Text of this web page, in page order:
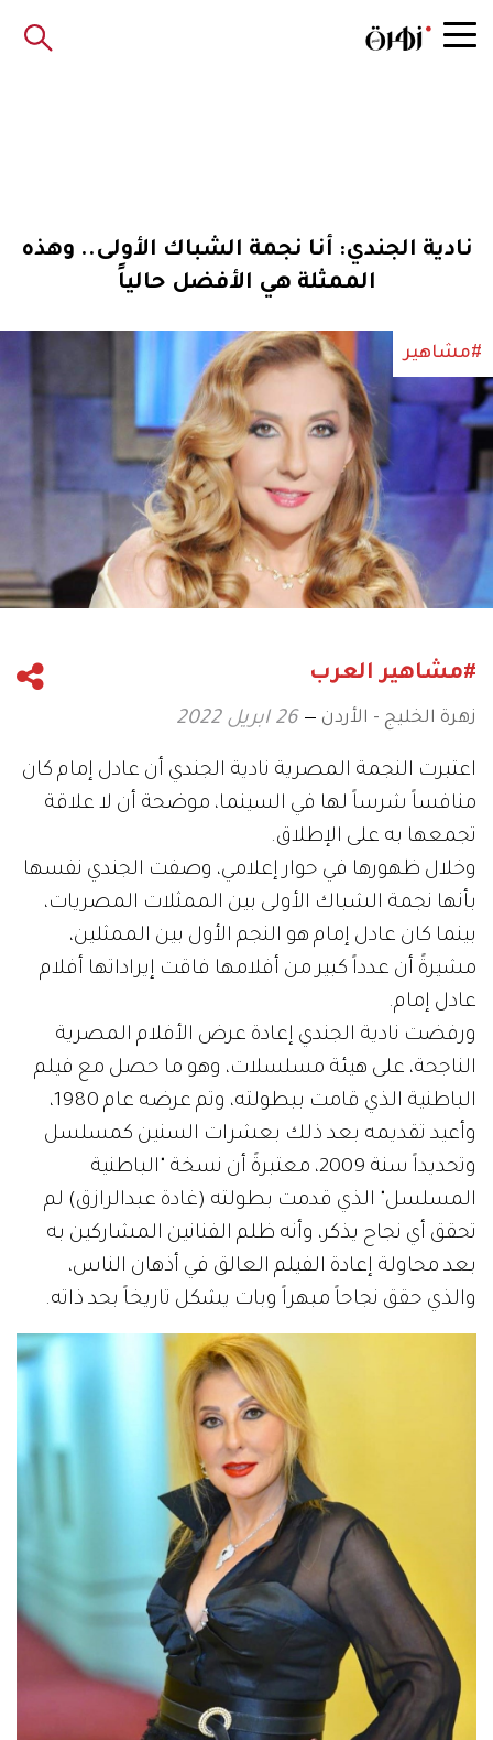
نادية الجندي: أنا نجمة الشباك الأولى.. وهذه
الممثلة هي الأفضل حالياً
#مشاهير
#مشاهير العرب
زهرة الخليج - الأردن 26 ابريل 2022
اعتبرت النجمة المصرية نادية الجندي أن عادل إمام كان
منافساً شرساً لها في السينما، موضحة أن لا علاقة
تجمعها به على الإطلاق.
وخلال ظهورها في حوار إعلامي، وصفت الجندي نفسها
بأنها نجمة الشباك الأولى بين الممثلات المصريات،
بينما كان عادل إمام هو النجم الأول بين الممثلين،
مشيرةً أن عدداً كبير من أفلامها فاقت إيراداتها أفلام
عادل إمام.
ورفضت نادية الجندي إعادة عرض الأفلام المصرية
الناجحة، على هيئة مسلسلات، وهو ما حصل مع فيلم
الباطنية الذي قامت ببطولته، وتم عرضه عام 1980،
وأعيد تقديمه بعد ذلك بعشرات السنين كمسلسل
وتحديداً سنة 2009، معتبرةً أن نسخة "الباطنية
المسلسل" الذي قدمت بطولته (غادة عبدالرازق) لم
تحقق أي نجاح يذكر، وأنه ظلم الفنانين المشاركين به
بعد محاولة إعادة الفيلم العالق في أذهان الناس،
والذي حقق نجاحاً مبهراً وبات يشكل تاريخاً بحد ذاته.